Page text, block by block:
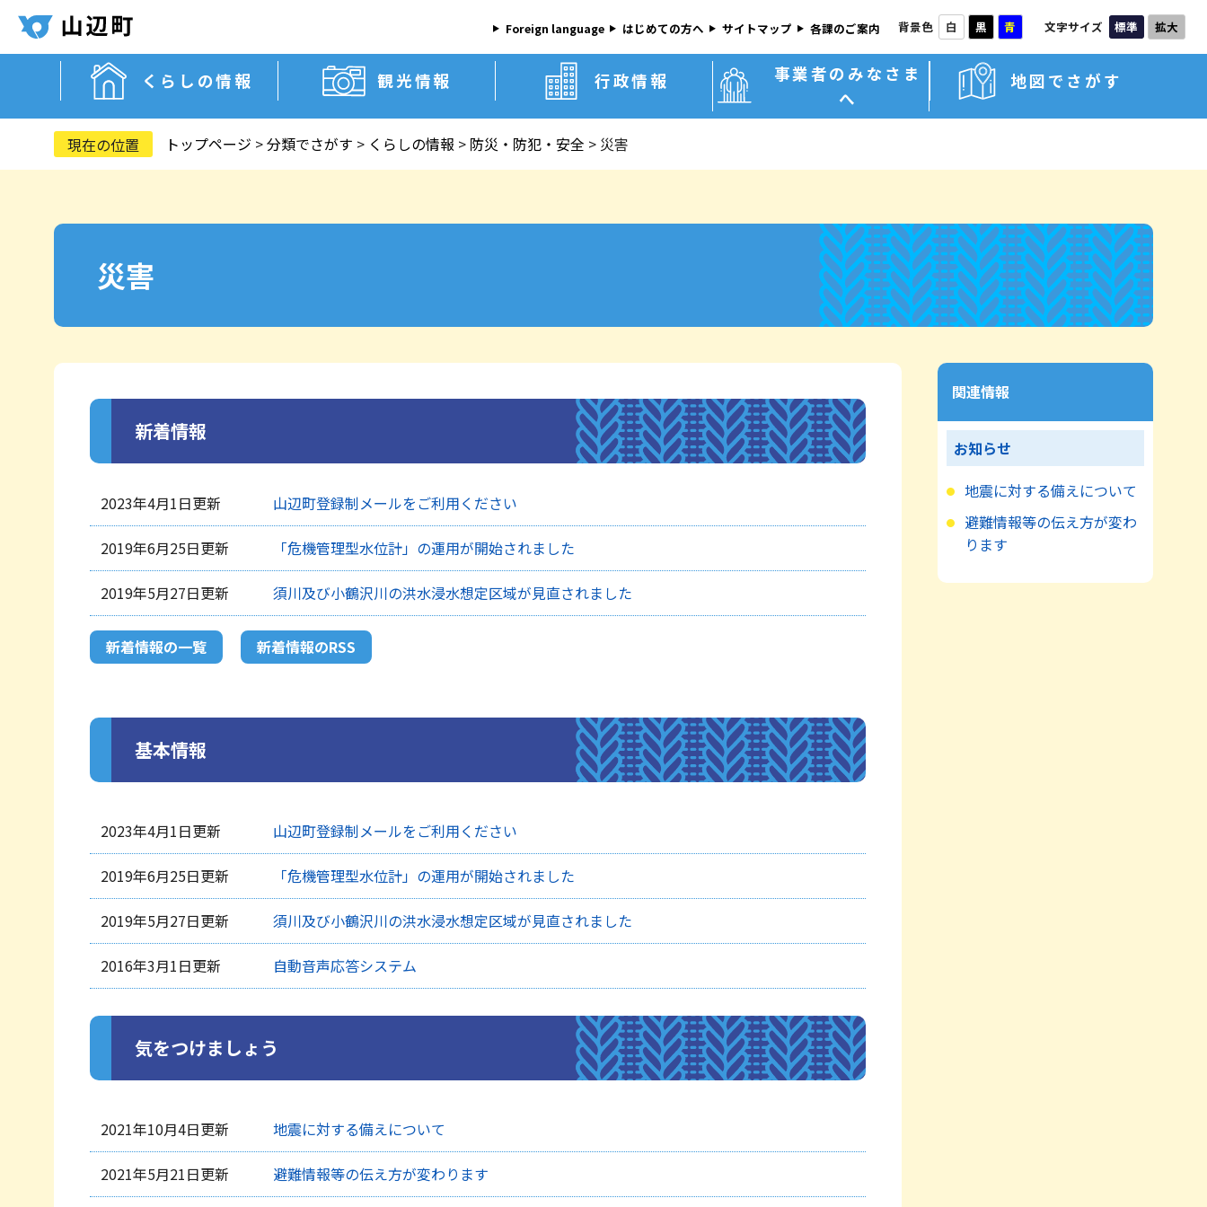
Foreign language はじめての方へ サイトマップ 各課のご案内 背景色 白 黒 青 文字サイズ 標準 拡大
くらしの情報 観光情報 行政情報
事業者のみなさま
へ
地図でさがす
トップページ >分類でさがす > くらしの情報 > 防災・防犯・安全 > 災害
災害
新着情報
2023年4月1日更新 山辺町登録制メールをご利用ください
2019年6月25日更新 「危機管理型水位計」の運用が開始されました
2019年5月27日更新 須川及び小鶴沢川の洪水浸水想定区域が見直されました
新着情報の一覧 新着情報のRSS
基本情報
2023年4月1日更新 山辺町登録制メールをご利用ください
2019年6月25日更新 「危機管理型水位計」の運用が開始されました
2019年5月27日更新 須川及び小鶴沢川の洪水浸水想定区域が見直されました
2016年3月1日更新 自動音声応答システム
気をつけましょう
2021年10月4日更新 地震に対する備えについて
2021年5月21日更新 避難情報等の伝え方が変わります
関連情報
お知らせ
地震に対する備えについて
避難情報等の伝え方が変わ
ります